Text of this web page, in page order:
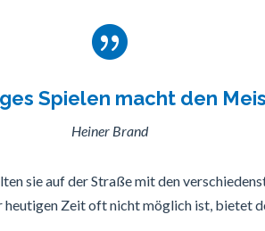

Spielen macht den
Heiner Brand
sie auf der Straße mit den
heutigen Zeit oft nicht möglich ist, bietet